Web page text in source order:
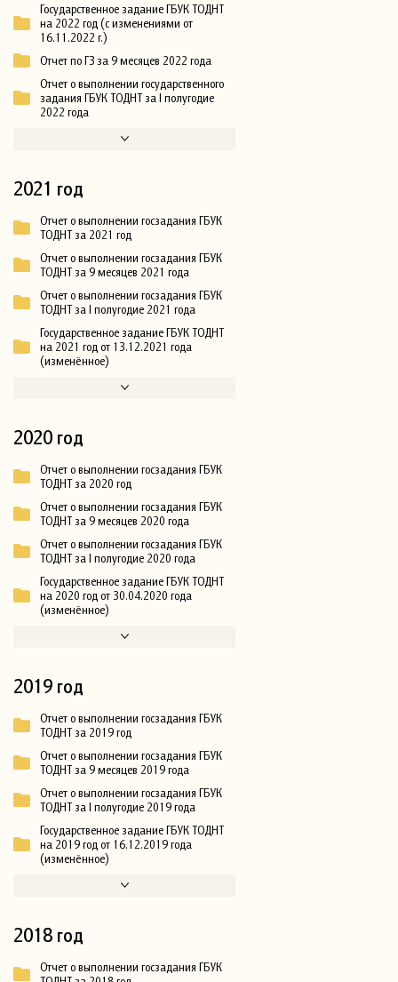
Государственное задание ГБУК ТОДНТ
на 2022 год (с изменениями от
16.11.2022 г.)
Отчет по ГЗ за 9 месяцев 2022 года
Отчет о выполнении государственного
задания ГБУК ТОДНТ за I полугодие
2022 года
2021 год
Отчет о выполнении госзадания ГБУК
ТОДНТ за 2021 год
Отчет о выполнении госзадания ГБУК
ТОДНТ за 9 месяцев 2021 года
Отчет о выполнении госзадания ГБУК
ТОДНТ за I полугодие 2021 года
Государственное задание ГБУК ТОДНТ
на 2021 год от 13.12.2021 года
(изменённое)
2020 год
Отчет о выполнении госзадания ГБУК
ТОДНТ за 2020 год
Отчет о выполнении госзадания ГБУК
ТОДНТ за 9 месяцев 2020 года
Отчет о выполнении госзадания ГБУК
ТОДНТ за I полугодие 2020 года
Государственное задание ГБУК ТОДНТ
на 2020 год от 30.04.2020 года
(изменённое)
2019 год
Отчет о выполнении госзадания ГБУК
ТОДНТ за 2019 год
Отчет о выполнении госзадания ГБУК
ТОДНТ за 9 месяцев 2019 года
Отчет о выполнении госзадания ГБУК
ТОДНТ за I полугодие 2019 года
Государственное задание ГБУК ТОДНТ
на 2019 год от 16.12.2019 года
(изменённое)
2018 год
Отчет о выполнении госзадания ГБУК